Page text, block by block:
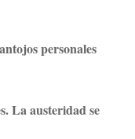
personales
La austeridad se